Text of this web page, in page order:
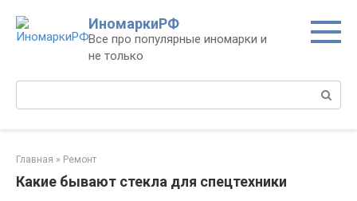
контенту
ИномаркиРФ
Все про популярные иномарки и
не только
Поиск:
Главная » Ремонт
Какие бывают стекла для спецтехники